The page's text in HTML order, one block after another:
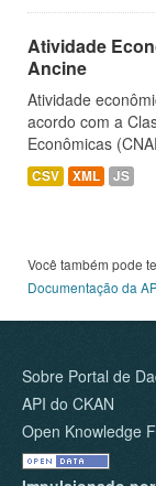
Atividade
Ancine
Atividade
acordo com a
Econômicas
CSV XML JS
Você também pode
Documentação da
Sobre Portal de
API do CKAN
Open Knowledge